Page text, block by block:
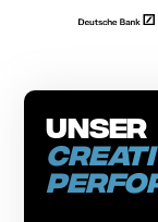
Unser